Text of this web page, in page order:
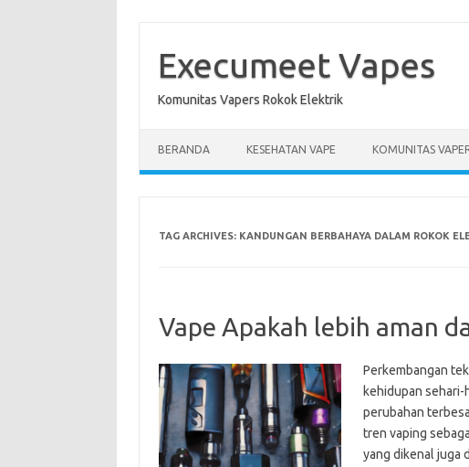
contentExecumeet Vapes
Komunitas Vapers Rokok Elektrik
BERANDA KESEHATAN VAPE KOMUNITAS
TAG ARCHIVES: KANDUNGAN BERBAHAYA DALAM ROKOK
Vape Apakah lebih aman
Perkembangan
kehidupan sehari-
perubahan
tren vaping
yang dikenal juga